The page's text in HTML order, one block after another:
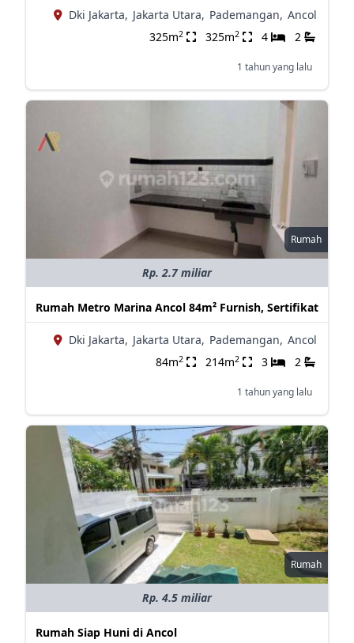
Dki Jakarta, Jakarta Utara, Pademangan, Ancol
325m2 325m2 4 2
1 tahun yang lalu
Rumah
Rp. 2.7 miliar
Rumah Metro Marina Ancol 84m² Furnish, Sertifikat
Dki Jakarta, Jakarta Utara, Pademangan, Ancol
84m2 214m2 3 2
1 tahun yang lalu
Rumah
Rp. 4.5 miliar
Rumah Siap Huni di Ancol